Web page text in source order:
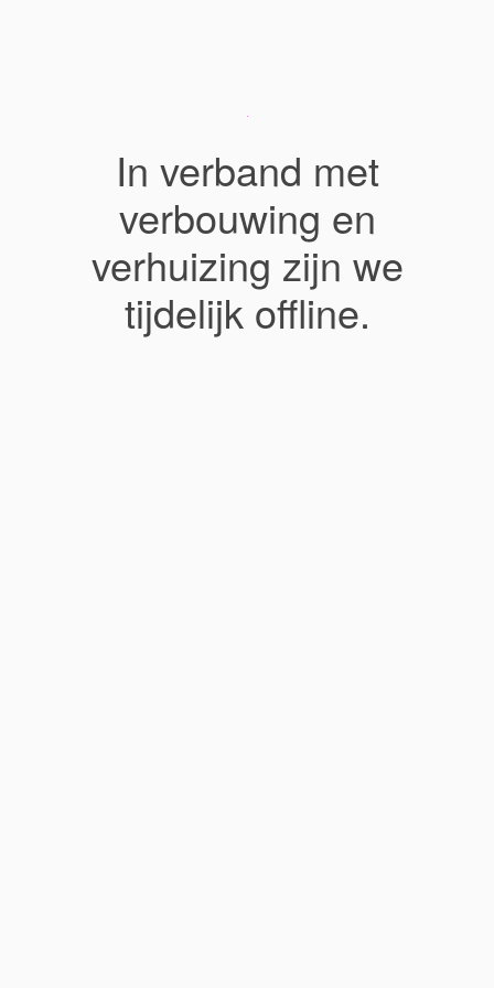
In verband met
verbouwing en
verhuizing zijn we
tijdelijk offline.